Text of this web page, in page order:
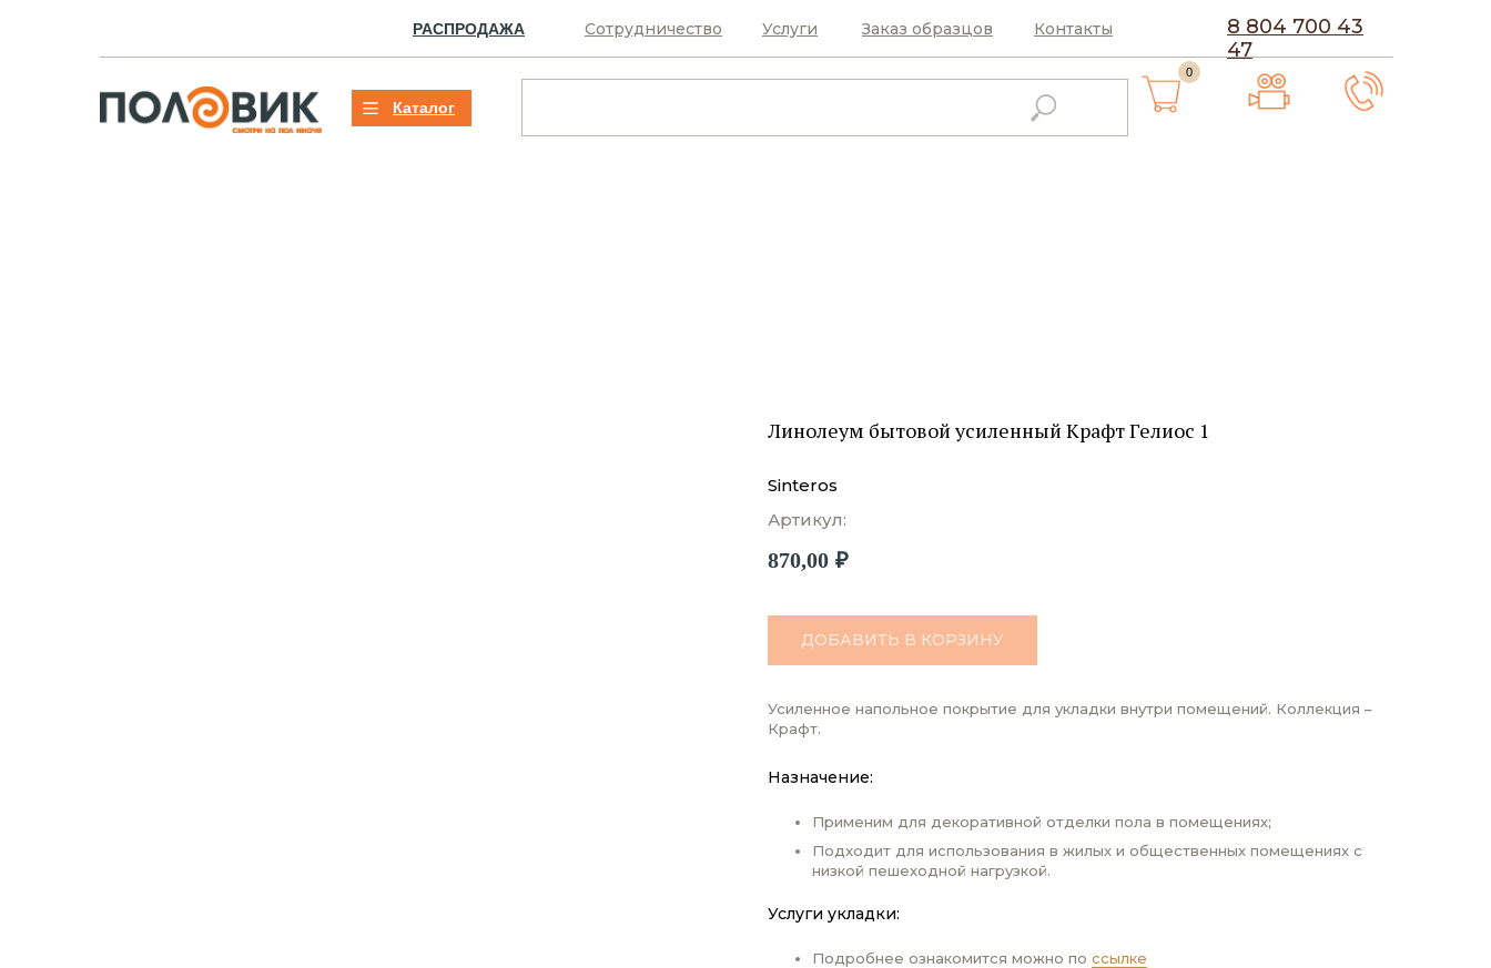
8 804 700 43
47
Услуги
Сотрудничество Контакты
Заказ образцов
РАСПРОДАЖА
0
Каталог
Линолеум бытовой усиленный Крафт Гелиос 1
Sinteros
Артикул:
870,00 ₽
ДОБАВИТЬ В КОРЗИНУ
Усиленное напольное покрытие для укладки внутри помещений. Коллекция –
Крафт.
Назначение:
Применим для декоративной отделки пола в помещениях;
Подходит для использования в жилых и общественных помещениях с
низкой пешеходной нагрузкой.
Услуги укладки:
Подробнее ознакомится можно по ссылке